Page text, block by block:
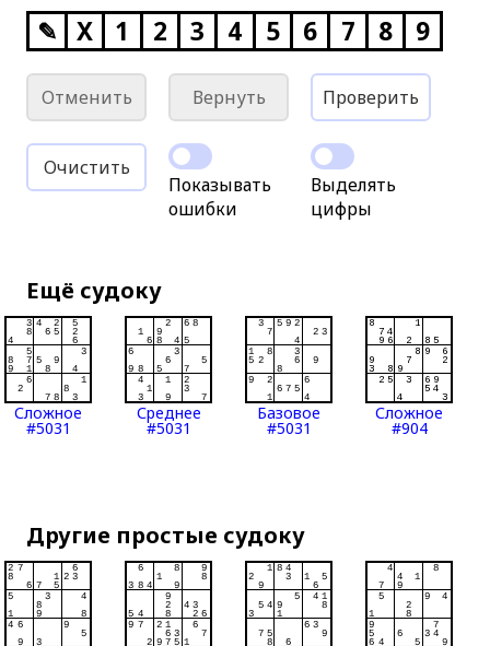
✎ X 1 2 3 4 5 6 7 8 9
Отменить Вернуть Проверить
Очистить
Показывать
ошибки
Выделять
цифры
Ещё судоку
Сложное
#5031
Среднее
#5031
Базовое
#5031
Сложное
#904
Другие простые судоку